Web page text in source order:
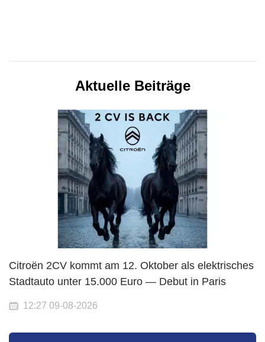
Aktuelle Beiträge
Citroën 2CV kommt am 12. Oktober als elektrisches
Stadtauto unter 15.000 Euro — Debut in Paris
12:27 09-08-2026